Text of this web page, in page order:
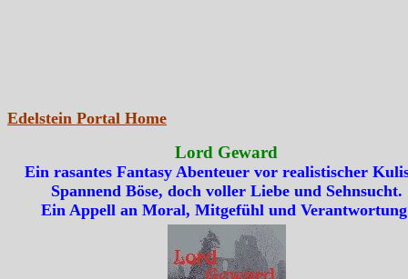
Edelstein Portal Home
Lord Geward
Ein rasantes Fantasy Abenteuer vor realistischer
Spannend Böse, doch voller Liebe und Sehnsucht.
Ein Appell an Moral, Mitgefühl und